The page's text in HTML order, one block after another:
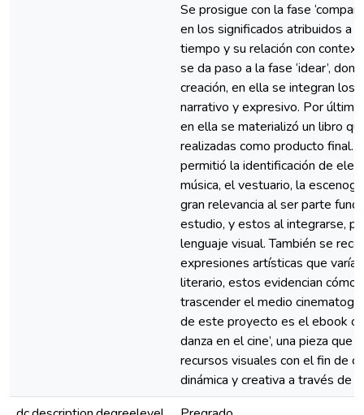
Se prosigue con la fase
en los significados atribuidos a
tiempo y su relación con
se da paso a la fase ‘idear’,
creación, en ella se integran los
narrativo y expresivo. Por último,
en ella se materializó un libro
realizadas como producto final.
permitió la identificación de
música, el vestuario, la
gran relevancia al ser parte
estudio, y estos al integrarse,
lenguaje visual. También se
expresiones artísticas que
literario, estos evidencian
trascender el medio
de este proyecto es el ebook o
danza en el cine’, una pieza
recursos visuales con el fin de
dinámica y creativa a través de